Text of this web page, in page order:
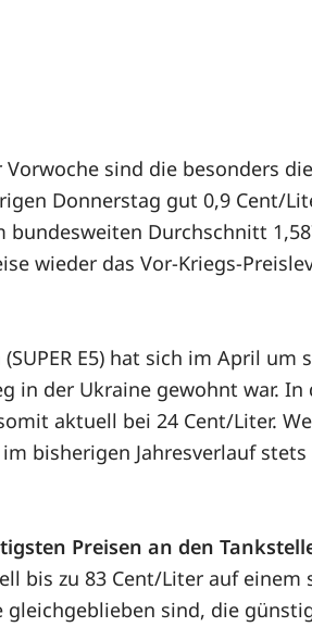
sind die besonders die
Donnerstag gut 0,9 Cent/
bundesweiten Durchschnitt
wieder das Vor-Kriegs-
E5) hat sich im April um
in der Ukraine gewohnt war. In
aktuell bei 24 Cent/Liter.
bisherigen Jahresverlauf
Preisen an den
bis zu 83 Cent/Liter auf einem
sind, die